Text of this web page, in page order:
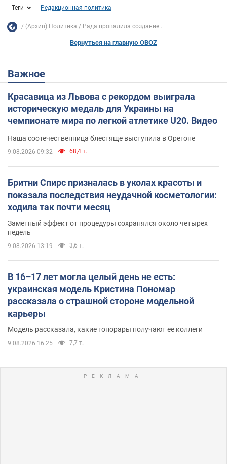
Теги Редакционная политика
(Архив) Политика Рада провалила создание...
Вернуться на главную OBOZ
Важное
Красавица из Львова с рекордом выиграла
историческую медаль для Украины на
чемпионате мира по легкой атлетике U20. Видео
Наша соотечественница блестяще выступила в Орегоне
9.08.2026 09:32 68,4 т.
Бритни Спирс призналась в уколах красоты и
показала последствия неудачной косметологии:
ходила так почти месяц
Заметный эффект от процедуры сохранялся около четырех
недель
9.08.2026 13:19 3,6 т.
В 16–17 лет могла целый день не есть:
украинская модель Кристина Пономар
рассказала о страшной стороне модельной
карьеры
Модель рассказала, какие гонорары получают ее коллеги
9.08.2026 16:25 7,7 т.